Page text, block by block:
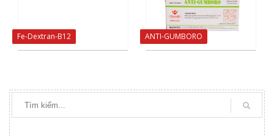
Fe-Dextran-B12 ANTI-GUMBORO